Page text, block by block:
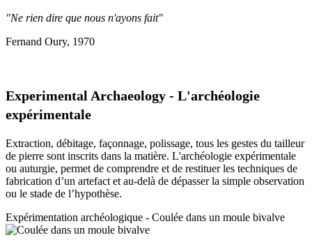
"Ne rien dire que nous n'ayons fait"
Fernand Oury, 1970
Experimental Archaeology - L'archéologie
expérimentale
Extraction, débitage, façonnage, polissage, tous les gestes du tailleur
de pierre sont inscrits dans la matière. L'archéologie expérimentale
ou auturgie, permet de comprendre et de restituer les techniques de
fabrication d’un artefact et au-delà de dépasser la simple observation
ou le stade de l’hypothèse.
Expérimentation archéologique - Coulée dans un moule bivalve